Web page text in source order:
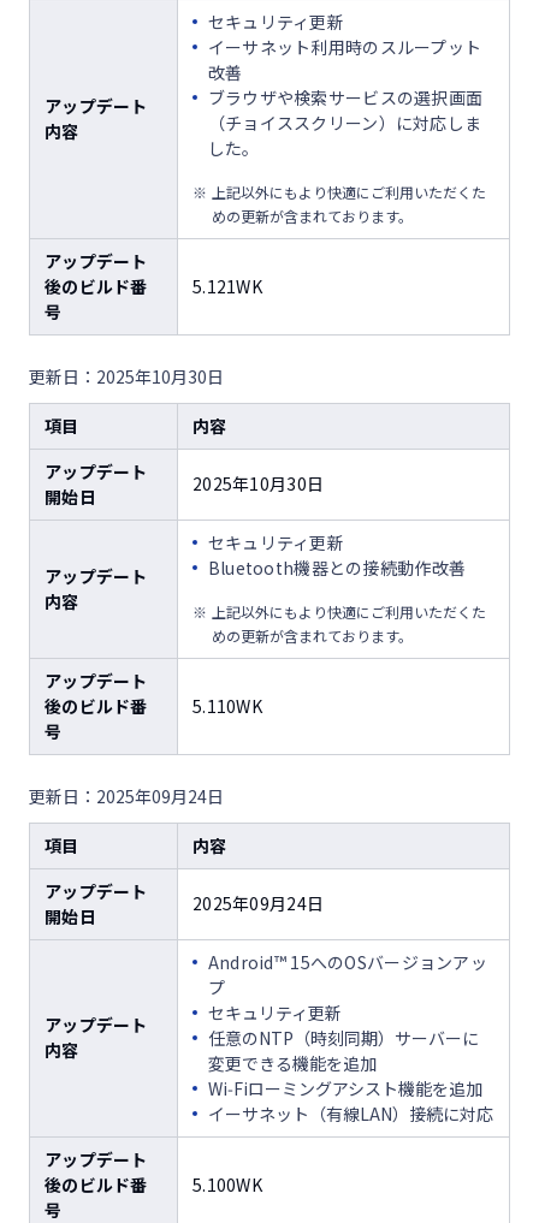
アップデート
内容
セキュリティ更新
イーサネット利用時のスループット
改善
ブラウザや検索サービスの選択画面
（チョイススクリーン）に対応しま
した。
上記以外にもより快適にご利用いただくた
めの更新が含まれております。
アップデート
後のビルド番
号
5.121WK
更新日：2025年10月30日
項目
内容
アップデート
開始日
2025年10月30日
アップデート
内容
セキュリティ更新
Bluetooth機器との接続動作改善
上記以外にもより快適にご利用いただくた
めの更新が含まれております。
アップデート
後のビルド番
号
5.110WK
更新日：2025年09月24日
項目
内容
アップデート
開始日
2025年09月24日
アップデート
内容
Android™ 15へのOSバージョンアッ
プ
セキュリティ更新
任意のNTP（時刻同期）サーバーに
変更できる機能を追加
Wi‑Fiローミングアシスト機能を追加
イーサネット（有線LAN）接続に対応
アップデート
後のビルド番
号
5.100WK